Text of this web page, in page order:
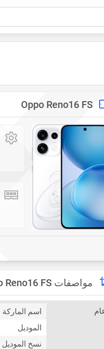
Oppo Reno16 FS
مواصفات Oppo Reno16 FS
اسم الماركة
الموديل
نسخ الموديل